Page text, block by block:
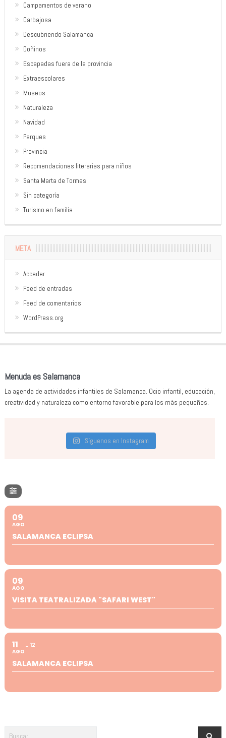
Campamentos de verano
Carbajosa
Descubriendo Salamanca
Doñinos
Escapadas fuera de la provincia
Extraescolares
Museos
Naturaleza
Navidad
Parques
Provincia
Recomendaciones literarias para niños
Santa Marta de Tormes
Sin categoría
Turismo en familia
META
Acceder
Feed de entradas
Feed de comentarios
WordPress.org
Menuda es Salamanca
La agenda de actividades infantiles de Salamanca. Ocio infantil, educación,
creatividad y naturaleza como entorno favorable para los más pequeños.
Síguenos en Instagram
09
AGO
SALAMANCA ECLIPSA
09
AGO
VISITA TEATRALIZADA "SAFARI WEST"
11
AGO
12
SALAMANCA ECLIPSA